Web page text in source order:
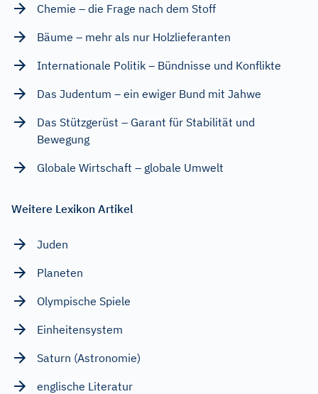
Chemie – die Frage nach dem Stoff
Bäume – mehr als nur Holzlieferanten
Internationale Politik – Bündnisse und Konflikte
Das Judentum – ein ewiger Bund mit Jahwe
Das Stützgerüst – Garant für Stabilität und
Bewegung
Globale Wirtschaft – globale Umwelt
Weitere Lexikon Artikel
Juden
Planeten
Olympische Spiele
Einheitensystem
Saturn (Astronomie)
englische Literatur